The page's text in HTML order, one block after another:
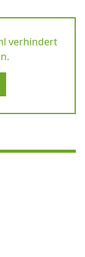
verhindert